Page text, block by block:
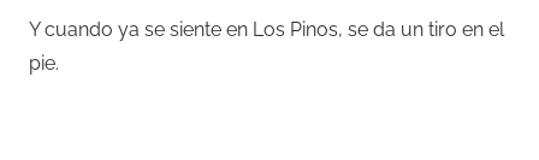
Y cuando ya se siente en Los Pinos, se da un tiro en el
pie.